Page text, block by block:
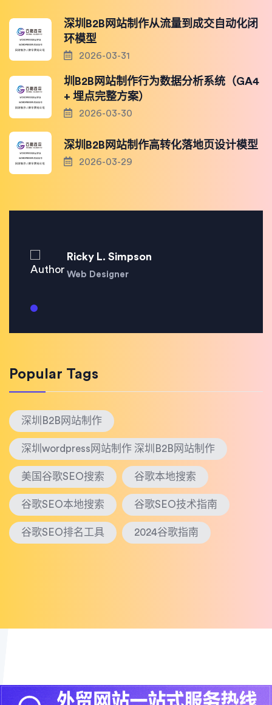
深圳B2B网站制作从流量到成交自动化闭
环模型
2026-03-31
圳B2B网站制作行为数据分析系统（GA4
+ 埋点完整方案）
2026-03-30
深圳B2B网站制作高转化落地页设计模型
2026-03-29
Ricky L. Simpson
Web Designer
Popular Tags
深圳B2B网站制作
深圳wordpress网站制作 深圳B2B网站制作
美国谷歌SEO搜索 谷歌本地搜索
谷歌SEO本地搜索 谷歌SEO技术指南
谷歌SEO排名工具 2024谷歌指南